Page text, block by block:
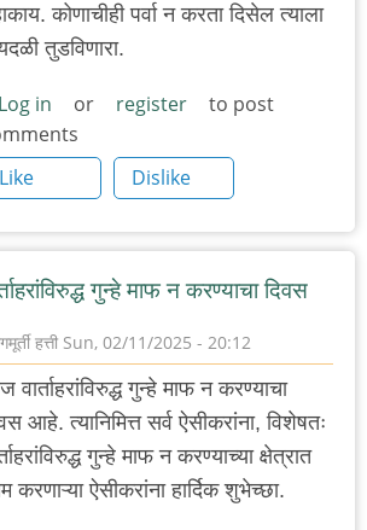
कोणाचीही पर्वा न करता दिसेल त्याला
तुडविणारा.
Log in or register
to post
Like
Dislike
गुन्हे माफ न करण्याचा दिवस
हत्ती Sun, 02/11/2025 - 20:12
वार्ताहरांविरुद्ध गुन्हे माफ न करण्याचा
आहे. त्यानिमित्त सर्व ऐसीकरांना, विशेषतः
गुन्हे माफ न करण्याच्या क्षेत्रात
करणाऱ्या ऐसीकरांना हार्दिक शुभेच्छा.